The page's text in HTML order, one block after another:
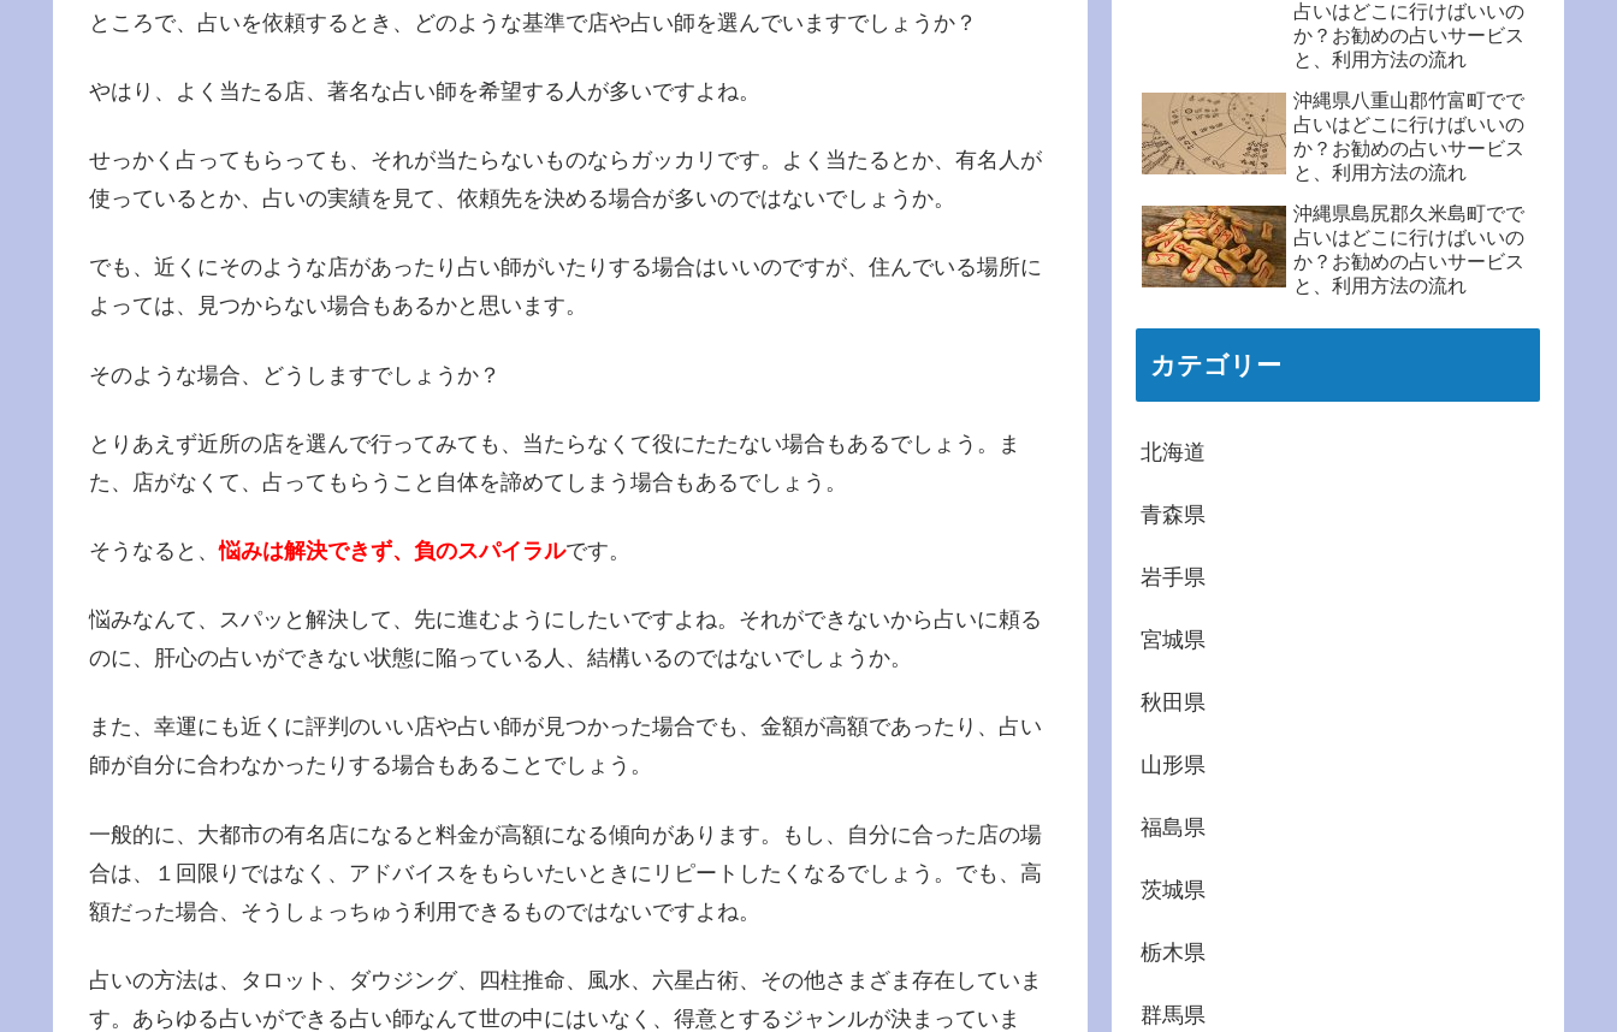
ところで、占いを依頼するとき、どのような基準で店や占い師を選んでいますでしょうか？
やはり、よく当たる店、著名な占い師を希望する人が多いですよね。
せっかく占ってもらっても、それが当たらないものならガッカリです。よく当たるとか、有名人が
使っているとか、占いの実績を見て、依頼先を決める場合が多いのではないでしょうか。
でも、近くにそのような店があったり占い師がいたりする場合はいいのですが、住んでいる場所に
よっては、見つからない場合もあるかと思います。
そのような場合、どうしますでしょうか？
とりあえず近所の店を選んで行ってみても、当たらなくて役にたたない場合もあるでしょう。ま
た、店がなくて、占ってもらうこと自体を諦めてしまう場合もあるでしょう。
そうなると、悩みは解決できず、負のスパイラルです。
悩みなんて、スパッと解決して、先に進むようにしたいですよね。それができないから占いに頼る
のに、肝心の占いができない状態に陥っている人、結構いるのではないでしょうか。
また、幸運にも近くに評判のいい店や占い師が見つかった場合でも、金額が高額であったり、占い
師が自分に合わなかったりする場合もあることでしょう。
一般的に、大都市の有名店になると料金が高額になる傾向があります。もし、自分に合った店の場
合は、１回限りではなく、アドバイスをもらいたいときにリピートしたくなるでしょう。でも、高
額だった場合、そうしょっちゅう利用できるものではないですよね。
占いの方法は、タロット、ダウジング、四柱推命、風水、六星占術、その他さまざま存在していま
す。あらゆる占いができる占い師なんて世の中にはいなく、得意とするジャンルが決まっていま
占いはどこに行けばいいの
か？お勧めの占いサービス
と、利用方法の流れ
沖縄県八重山郡竹富町でで
占いはどこに行けばいいの
か？お勧めの占いサービス
と、利用方法の流れ
沖縄県島尻郡久米島町でで
占いはどこに行けばいいの
か？お勧めの占いサービス
と、利用方法の流れ
カテゴリー
北海道
青森県
岩手県
宮城県
秋田県
山形県
福島県
茨城県
栃木県
群馬県